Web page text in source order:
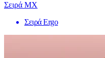
Σειρά MX
Σειρά Ergo